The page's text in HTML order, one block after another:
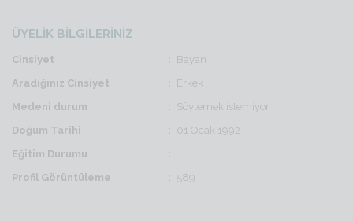
ÜYELİK BİLGİLERİNİZ
Cinsiyet
Bayan
Aradığınız Cinsiyet
Erkek
Medeni durum
Söylemek istemiyor
Doğum Tarihi
01 Ocak 1992
Eğitim Durumu
Profil Görüntüleme
589